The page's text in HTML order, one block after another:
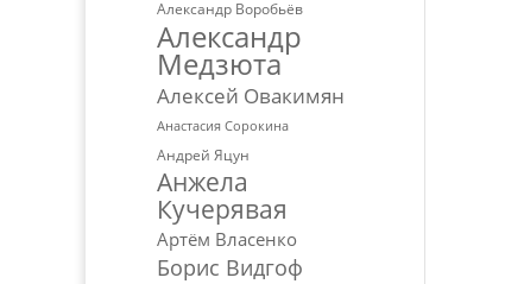
Александр Воробьёв
Александр
Медзюта
Алексей Овакимян
Анастасия Сорокина
Андрей Яцун
Анжела
Кучерявая
Артём Власенко
Борис Видгоф